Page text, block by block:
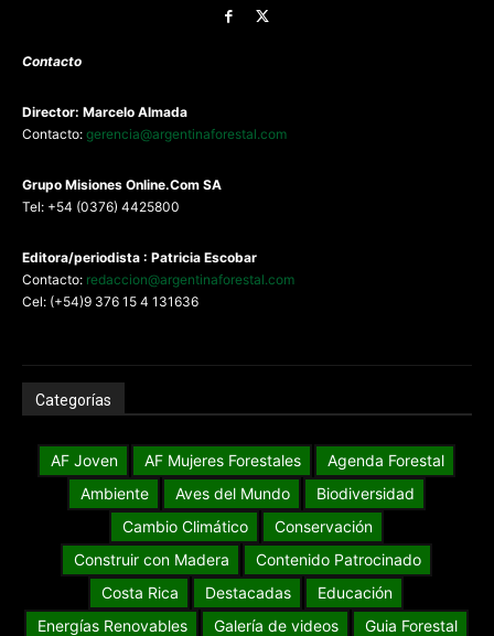
Contacto
Director: Marcelo Almada
Contacto: gerencia@argentinaforestal.com
Grupo Misiones Online.Com SA
Tel: +54 (0376) 4425800
Editora/periodista : Patricia Escobar
Contacto: redaccion@argentinaforestal.com
Cel: (+54)9 376 15 4 131636
Categorías
AF Joven AF Mujeres Forestales
Agenda Forestal
Ambiente
Aves del Mundo
Biodiversidad
Cambio Climático
Conservación
Construir con Madera
Contenido Patrocinado
Costa Rica
Destacadas
Educación
Energías Renovables
Galería de videos
Guia Forestal